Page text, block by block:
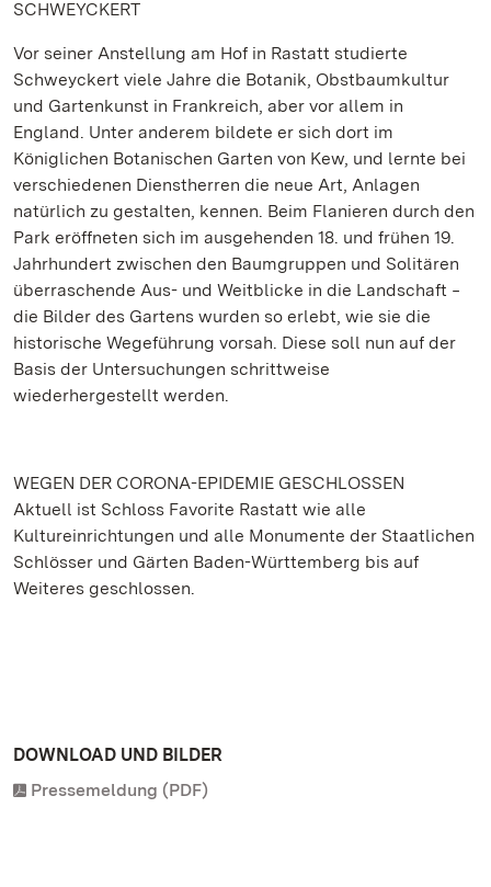
SCHWEYCKERT
Vor seiner Anstellung am Hof in Rastatt studierte
Schweyckert viele Jahre die Botanik, Obstbaumkultur
und Gartenkunst in Frankreich, aber vor allem in
England. Unter anderem bildete er sich dort im
Königlichen Botanischen Garten von Kew, und lernte bei
verschiedenen Dienstherren die neue Art, Anlagen
natürlich zu gestalten, kennen. Beim Flanieren durch den
Park eröffneten sich im ausgehenden 18. und frühen 19.
Jahrhundert zwischen den Baumgruppen und Solitären
überraschende Aus- und Weitblicke in die Landschaft ‒
die Bilder des Gartens wurden so erlebt, wie sie die
historische Wegeführung vorsah. Diese soll nun auf der
Basis der Untersuchungen schrittweise
wiederhergestellt werden.
WEGEN DER CORONA-EPIDEMIE GESCHLOSSEN
Aktuell ist Schloss Favorite Rastatt wie alle
Kultureinrichtungen und alle Monumente der Staatlichen
Schlösser und Gärten Baden-Württemberg bis auf
Weiteres geschlossen.
DOWNLOAD UND BILDER
Pressemeldung (PDF)